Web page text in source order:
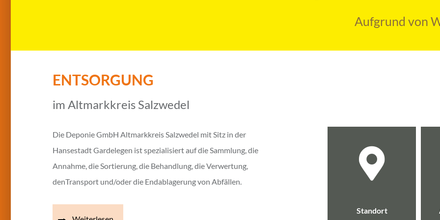
Aufgrund von Wartungsarbeiten im
ENTSORGUNG
im Altmarkkreis Salzwedel
Die Deponie GmbH Altmarkkreis Salzwedel mit Sitz in der
Hansestadt Gardelegen ist spezialisiert auf die Sammlung, die
Annahme, die Sortierung, die Behandlung, die Verwertung,
denTransport und/oder die Endablagerung von Abfällen.
Standort